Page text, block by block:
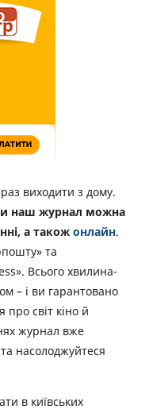
виходити з дому.
наш журнал можна
а також онлайн.
та
Всього хвилина-
– і ви гарантовано
світ кіно й
журнал вже
насолоджуйтеся
в київських